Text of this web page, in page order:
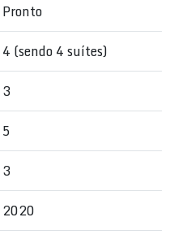
Pronto
4 (sendo 4 suítes)
3
5
3
2020